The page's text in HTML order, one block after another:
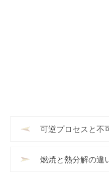
可逆プロセスと不
燃焼と熱分解の違